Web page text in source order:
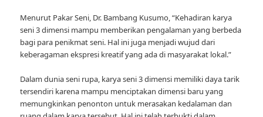
Menurut Pakar Seni, Dr. Bambang Kusumo, “Kehadiran karya
seni 3 dimensi mampu memberikan pengalaman yang berbeda
bagi para penikmat seni. Hal ini juga menjadi wujud dari
keberagaman ekspresi kreatif yang ada di masyarakat lokal.”
Dalam dunia seni rupa, karya seni 3 dimensi memiliki daya tarik
tersendiri karena mampu menciptakan dimensi baru yang
memungkinkan penonton untuk merasakan kedalaman dan